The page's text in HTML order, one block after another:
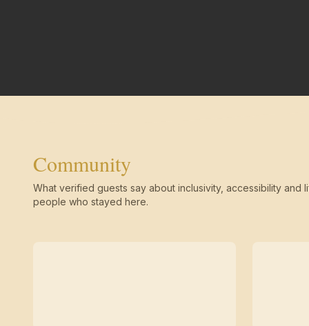
Community
What verified guests say about inclusivity, accessibility and
people who stayed here.